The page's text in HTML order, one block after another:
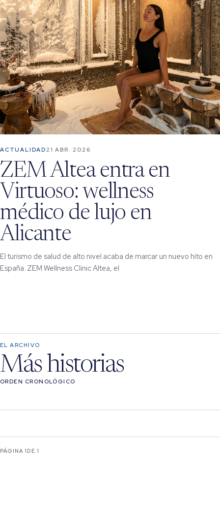
ACTUALIDAD 21 ABR. 2026
ZEM Altea entra en
Virtuoso: wellness
médico de lujo en
Alicante
El turismo de salud de alto nivel acaba de marcar un nuevo hito en
España. ZEM Wellness Clinic Altea, el
EL ARCHIVO
Más historias
ORDEN CRONOLÓGICO
PÁGINA 1 DE 1